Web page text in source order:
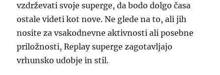
vzdrževati svoje superge, da bodo dolgo časa
ostale videti kot nove. Ne glede na to, ali jih
nosite za vsakodnevne aktivnosti ali posebne
priložnosti, Replay superge zagotavljajo
vrhunsko udobje in stil.